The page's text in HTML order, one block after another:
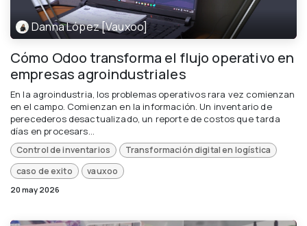
Danna López [Vauxoo]
Cómo Odoo transforma el flujo operativo en
empresas agroindustriales
En la agroindustria, los problemas operativos rara vez comienzan
en el campo. Comienzan en la información. Un inventario de
perecederos desactualizado, un reporte de costos que tarda
días en procesars...
Control de inventarios
Transformación digital en logística
caso de exito
vauxoo
20 may 2026